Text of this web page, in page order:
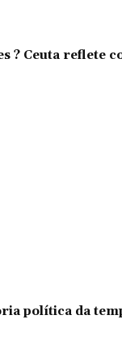
? Ceuta reflete
política da